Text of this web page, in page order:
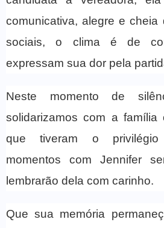
comunicativa, alegre e cheia
sociais, o clima é de
expressam sua dor pela
Neste momento de
solidarizamos com a família
que tiveram o privilégio
momentos com Jennifer
lembrarão dela com carinho.
Que sua memória